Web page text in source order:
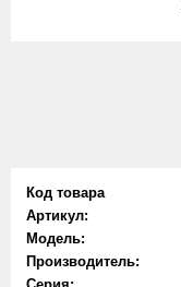
Код товара
Артикул:
Модель:
Производитель: